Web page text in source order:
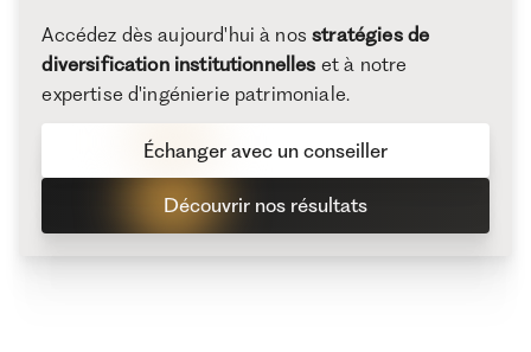
Accédez dès aujourd'hui à nosstratégies de
diversification institutionnelles et à notre
expertise d'ingénierie patrimoniale.
Découvrir nos résultats
Échanger avec un conseiller